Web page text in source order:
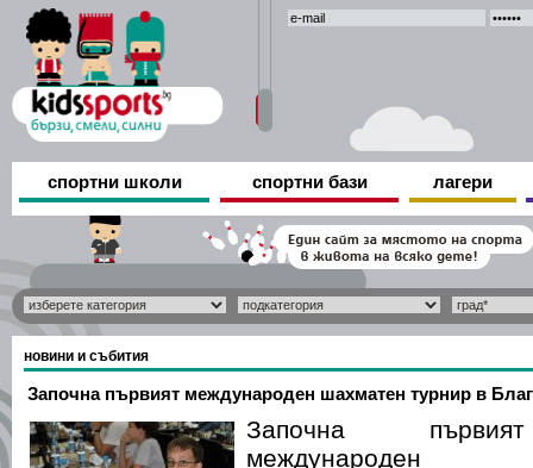
спортни школи спортни бази лагери
новини и събития
Започна първият международен шахматен турнир в
Започна първият
международен